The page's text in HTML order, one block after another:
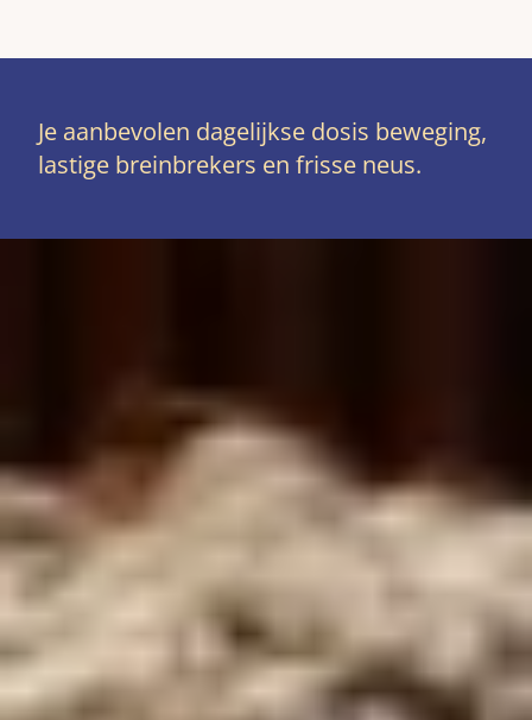
Je aanbevolen dagelijkse dosis beweging,
lastige breinbrekers en frisse neus.